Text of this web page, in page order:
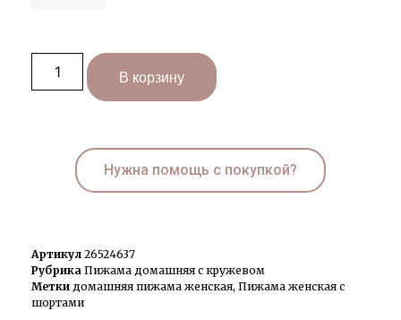
В корзину
Нужна помощь с покупкой?
Артикул 26524637
Рубрика Пижама домашняя с кружевом
Метки домашняя пижама женская, Пижама женская с
шортами